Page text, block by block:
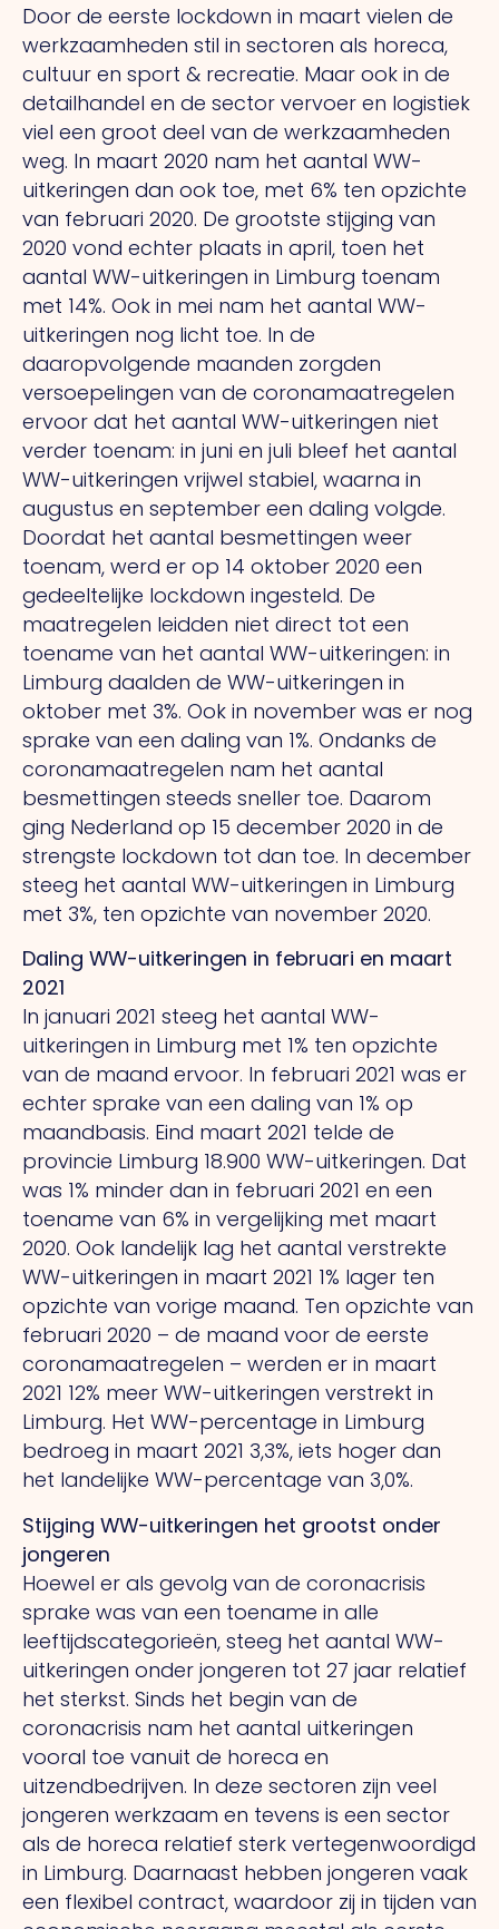
Door de eerste lockdown in maart vielen de
werkzaamheden stil in sectoren als horeca,
cultuur en sport & recreatie. Maar ook in de
detailhandel en de sector vervoer en logistiek
viel een groot deel van de werkzaamheden
weg. In maart 2020 nam het aantal WW-
uitkeringen dan ook toe, met 6% ten opzichte
van februari 2020. De grootste stijging van
2020 vond echter plaats in april, toen het
aantal WW-uitkeringen in Limburg toenam
met 14%. Ook in mei nam het aantal WW-
uitkeringen nog licht toe. In de
daaropvolgende maanden zorgden
versoepelingen van de coronamaatregelen
ervoor dat het aantal WW-uitkeringen niet
verder toenam: in juni en juli bleef het aantal
WW-uitkeringen vrijwel stabiel, waarna in
augustus en september een daling volgde.
Doordat het aantal besmettingen weer
toenam, werd er op 14 oktober 2020 een
gedeeltelijke lockdown ingesteld. De
maatregelen leidden niet direct tot een
toename van het aantal WW-uitkeringen: in
Limburg daalden de WW-uitkeringen in
oktober met 3%. Ook in november was er nog
sprake van een daling van 1%. Ondanks de
coronamaatregelen nam het aantal
besmettingen steeds sneller toe. Daarom
ging Nederland op 15 december 2020 in de
strengste lockdown tot dan toe. In december
steeg het aantal WW-uitkeringen in Limburg
met 3%, ten opzichte van november 2020.
Daling WW-uitkeringen in februari en maart
2021
In januari 2021 steeg het aantal WW-
uitkeringen in Limburg met 1% ten opzichte
van de maand ervoor. In februari 2021 was er
echter sprake van een daling van 1% op
maandbasis. Eind maart 2021 telde de
provincie Limburg 18.900 WW-uitkeringen. Dat
was 1% minder dan in februari 2021 en een
toename van 6% in vergelijking met maart
2020. Ook landelijk lag het aantal verstrekte
WW-uitkeringen in maart 2021 1% lager ten
opzichte van vorige maand. Ten opzichte van
februari 2020 – de maand voor de eerste
coronamaatregelen – werden er in maart
2021 12% meer WW-uitkeringen verstrekt in
Limburg. Het WW-percentage in Limburg
bedroeg in maart 2021 3,3%, iets hoger dan
het landelijke WW-percentage van 3,0%.
Stijging WW-uitkeringen het grootst onder
jongeren
Hoewel er als gevolg van de coronacrisis
sprake was van een toename in alle
leeftijdscategorieën, steeg het aantal WW-
uitkeringen onder jongeren tot 27 jaar relatief
het sterkst. Sinds het begin van de
coronacrisis nam het aantal uitkeringen
vooral toe vanuit de horeca en
uitzendbedrijven. In deze sectoren zijn veel
jongeren werkzaam en tevens is een sector
als de horeca relatief sterk vertegenwoordigd
in Limburg. Daarnaast hebben jongeren vaak
een flexibel contract, waardoor zij in tijden van